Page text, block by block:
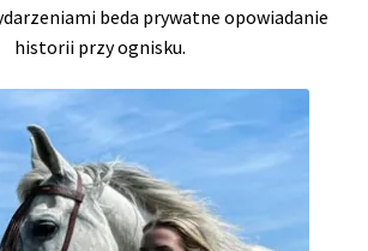
beda prywatne opowiadanie
historii przy ognisku.